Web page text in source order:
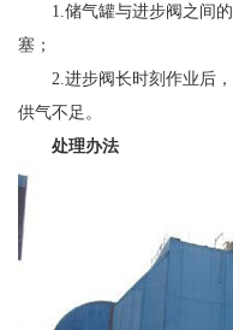
1.储气罐与进步阀之间
塞；
2.进步阀长时刻作业后
供气不足。
处理办法